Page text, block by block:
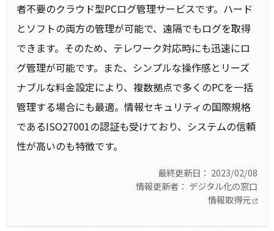
者不要のクラウド型PCログ管理サービスです。ハード
とソフトの両方の管理が可能で、遠隔でもログを取得
できます。そのため、テレワーク対応時にも迅速にロ
グ管理が可能です。また、シンプルな操作感とリーズ
ナブルな料金設定により、複数拠点で多くのPCを一括
管理する場合にも最適。情報セキュリティの国際規格
であるISO27001の認証も受けており、システムの信頼
性が高いのも特徴です。
最終更新日： 2023/02/08
情報更新者： デジタル化の窓口
情報取得元